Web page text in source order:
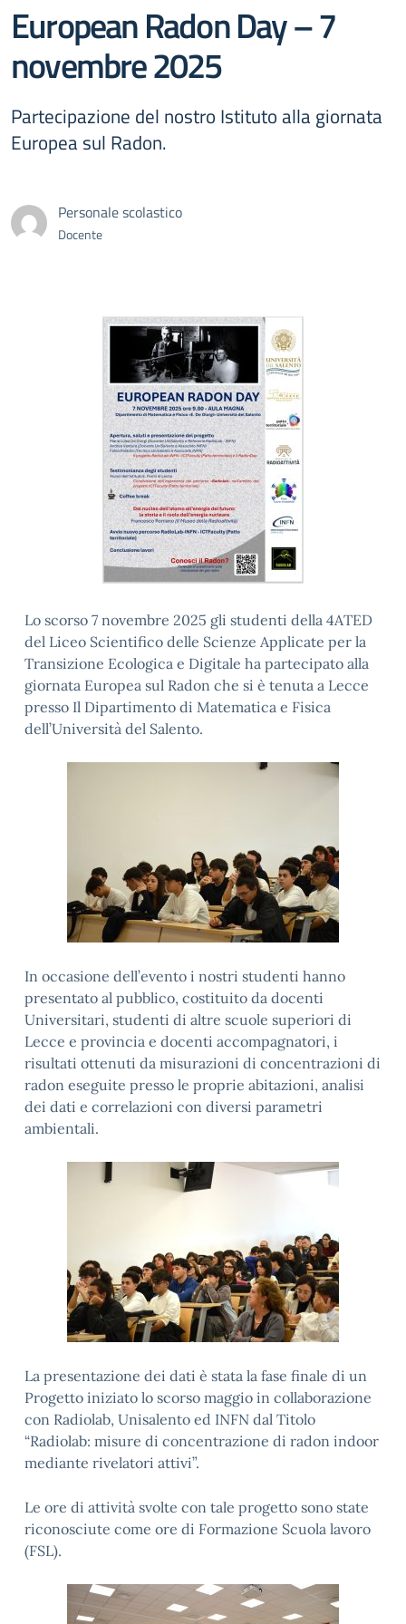
European Radon Day – 7
novembre 2025
Partecipazione del nostro Istituto alla giornata
Europea sul Radon.
Personale scolastico
Docente
Lo scorso 7 novembre 2025 gli studenti della 4ATED
del Liceo Scientifico delle Scienze Applicate per la
Transizione Ecologica e Digitale ha partecipato alla
giornata Europea sul Radon che si è tenuta a Lecce
presso Il Dipartimento di Matematica e Fisica
dell’Università del Salento.
In occasione dell’evento i nostri studenti hanno
presentato al pubblico, costituito da docenti
Universitari, studenti di altre scuole superiori di
Lecce e provincia e docenti accompagnatori, i
risultati ottenuti da misurazioni di concentrazioni di
radon eseguite presso le proprie abitazioni, analisi
dei dati e correlazioni con diversi parametri
ambientali.
La presentazione dei dati è stata la fase finale di un
Progetto iniziato lo scorso maggio in collaborazione
con Radiolab, Unisalento ed INFN dal Titolo
“Radiolab: misure di concentrazione di radon indoor
mediante rivelatori attivi”.
Le ore di attività svolte con tale progetto sono state
riconosciute come ore di Formazione Scuola lavoro
(FSL).